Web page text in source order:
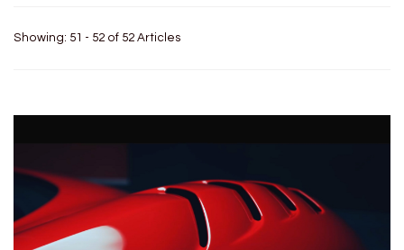
Showing: 51 - 52 of 52 Articles